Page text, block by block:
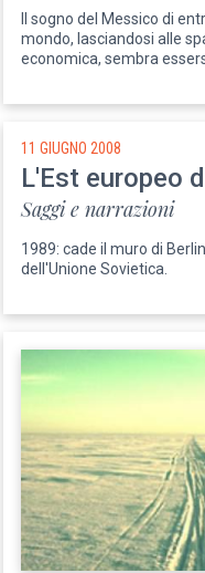
Il sogno del Messico di
mondo, lasciandosi alle
economica, sembra
11 GIUGNO 2008
L'Est europeo
Saggi e narrazioni
1989: cade il muro di
dell'Unione Sovietica.